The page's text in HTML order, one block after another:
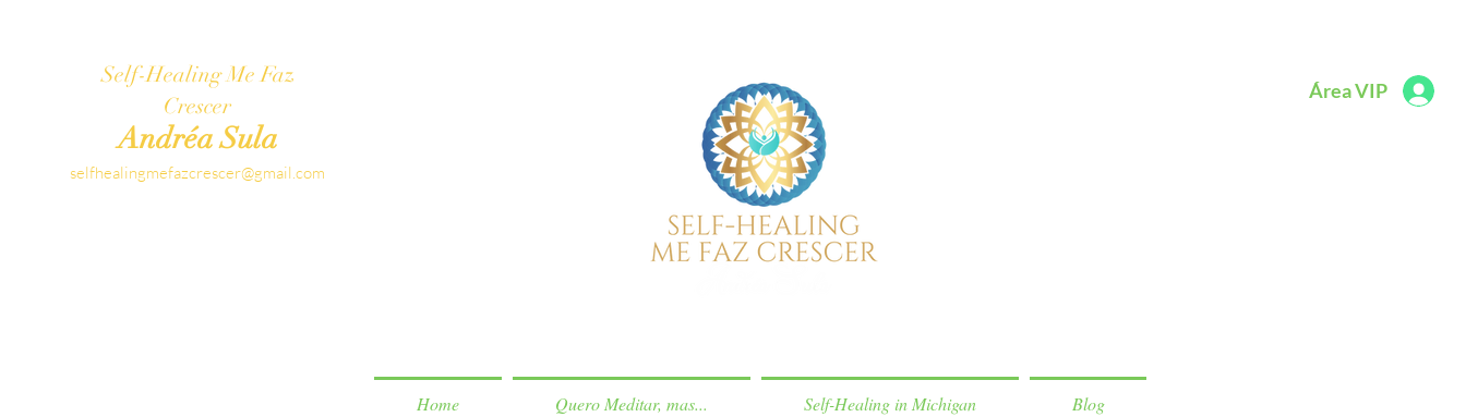
Self-Healing Me Faz
Crescer
Andréa Sula
selfhealingmefazcrescer@gmail.com
Área VIP
Home Quero Meditar, mas... Self-Healing in Michigan Blog